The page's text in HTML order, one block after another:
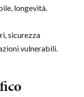
longevità.
sicurezza
vulnerabili.